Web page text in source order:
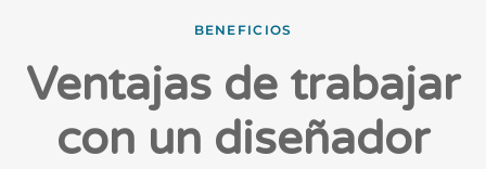
BENEFICIOS
Ventajas de trabajar
con un diseñador